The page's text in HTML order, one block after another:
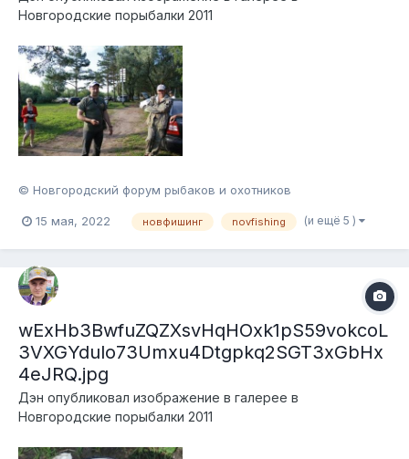
Новгородские порыбалки 2011
© Новгородский форум рыбаков и охотников
15 мая, 2022 новфишинг novfishing (и ещё 5 )
wExHb3BwfuZQZXsvHqHOxk1pS59vokcoL
3VXGYdulo73Umxu4Dtgpkq2SGT3xGbHx
4eJRQ.jpg
Дэн опубликовал изображение в галерее в
Новгородские порыбалки 2011